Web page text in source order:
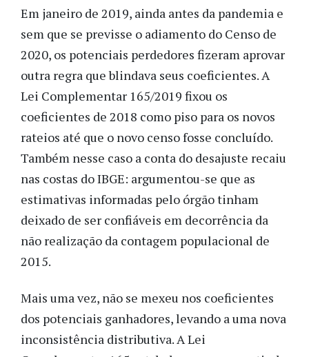
Em janeiro de 2019, ainda antes da pandemia e
sem que se previsse o adiamento do Censo de
2020, os potenciais perdedores fizeram aprovar
outra regra que blindava seus coeficientes. A
Lei Complementar 165/2019 fixou os
coeficientes de 2018 como piso para os novos
rateios até que o novo censo fosse concluído.
Também nesse caso a conta do desajuste recaiu
nas costas do IBGE: argumentou-se que as
estimativas informadas pelo órgão tinham
deixado de ser confiáveis em decorrência da
não realização da contagem populacional de
2015.
Mais uma vez, não se mexeu nos coeficientes
dos potenciais ganhadores, levando a uma nova
inconsistência distributiva. A Lei